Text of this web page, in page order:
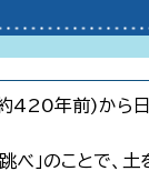
約420年前)から
跳べ」のこと